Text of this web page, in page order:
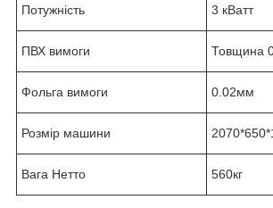
Потужність 3 кВатт
ПВХ вимоги Товщина
Фольга вимоги 0.02мм
Розмір машини
Вага Нетто 560кг